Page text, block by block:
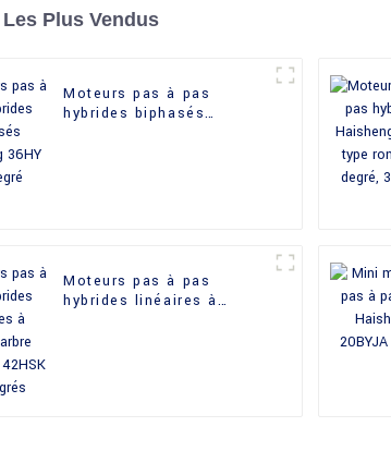
Plus Vendus
Moteurs pas à pas
hybrides biphasés
Moteurs pas à pas
hybrides linéaires à